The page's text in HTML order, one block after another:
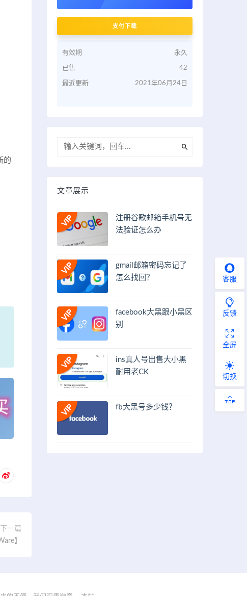
的
下一篇
】
支付下载
有效期 永久
已售 42
最近更新 2021年06月24日
文章展示
注册谷歌邮箱手机号无
法验证怎么办
gmail邮箱密码忘记了
怎么找回？
facebook大黑跟小黑区
别
ins真人号出售大小黑
耐用老CK
fb大黑号多少钱？
客服
反馈
全屏
切换